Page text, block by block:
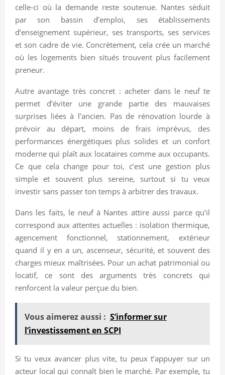
celle-ci où la demande reste soutenue. Nantes séduit
par son bassin d’emploi, ses établissements
d’enseignement supérieur, ses transports, ses services
et son cadre de vie. Concrètement, cela crée un marché
où les logements bien situés trouvent plus facilement
preneur.
Autre avantage très concret : acheter dans le neuf te
permet d’éviter une grande partie des mauvaises
surprises liées à l’ancien. Pas de rénovation lourde à
prévoir au départ, moins de frais imprévus, des
performances énergétiques plus solides et un confort
moderne qui plaît aux locataires comme aux occupants.
Ce que cela change pour toi, c’est une gestion plus
simple et souvent plus sereine, surtout si tu veux
investir sans passer ton temps à arbitrer des travaux.
Dans les faits, le neuf à Nantes attire aussi parce qu’il
correspond aux attentes actuelles : isolation thermique,
agencement fonctionnel, stationnement, extérieur
quand il y en a un, ascenseur, sécurité, et souvent des
charges mieux maîtrisées. Pour un achat patrimonial ou
locatif, ce sont des arguments très concrets qui
renforcent la valeur perçue du bien.
Vous aimerez aussi : S’informer sur
l’investissement en SCPI
Si tu veux avancer plus vite, tu peux t’appuyer sur un
acteur local qui connaît bien le marché. Par exemple, tu